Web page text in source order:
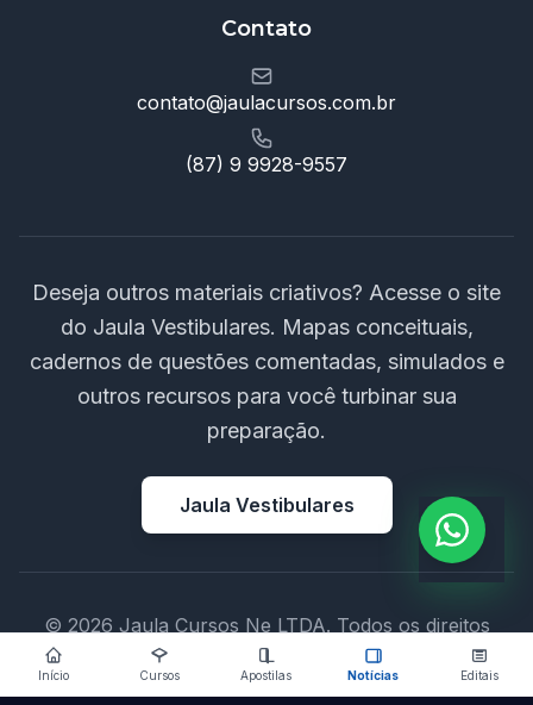
Início Cursos Apostilas Notícias Editais
Contato
contato@jaulacursos.com.br
(87) 9 9928-9557
Deseja outros materiais criativos? Acesse o site
do Jaula Vestibulares. Mapas conceituais,
cadernos de questões comentadas, simulados e
outros recursos para você turbinar sua
preparação.
Jaula Vestibulares
© 2026 Jaula Cursos Ne LTDA. Todos os direitos
reservados.
CNPJ: 44.532.434/0001-08